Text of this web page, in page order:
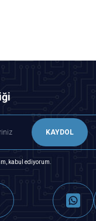
KAYDOL
kabul ediyorum.